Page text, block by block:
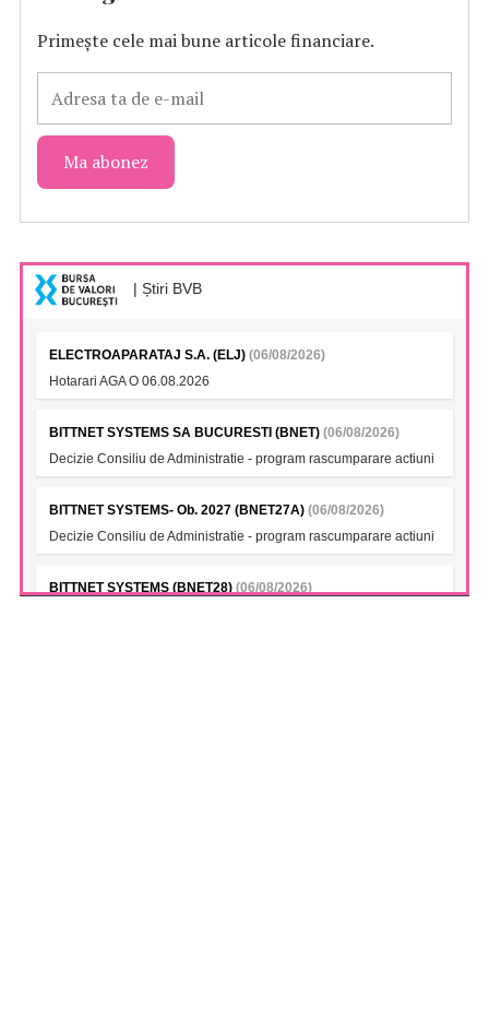
Primește cele mai bune articole financiare.
| Știri BVB
ELECTROAPARATAJ S.A. (ELJ) (06/08/2026)
Hotarari AGA O 06.08.2026
BITTNET SYSTEMS SA BUCURESTI (BNET) (06/08/2026)
Decizie Consiliu de Administratie - program rascumparare actiuni
BITTNET SYSTEMS- Ob. 2027 (BNET27A) (06/08/2026)
Decizie Consiliu de Administratie - program rascumparare actiuni
BITTNET SYSTEMS (BNET28) (06/08/2026)